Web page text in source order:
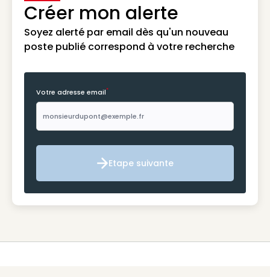
Créer mon alerte
Soyez alerté par email dès qu'un nouveau
poste publié correspond à votre recherche
Votre adresse email*
Etape suivante
Etape suivante